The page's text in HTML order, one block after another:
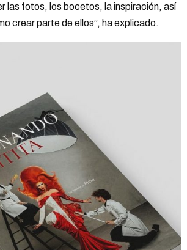
las fotos, los bocetos, la inspiración, así
crear parte de ellos”, ha explicado.